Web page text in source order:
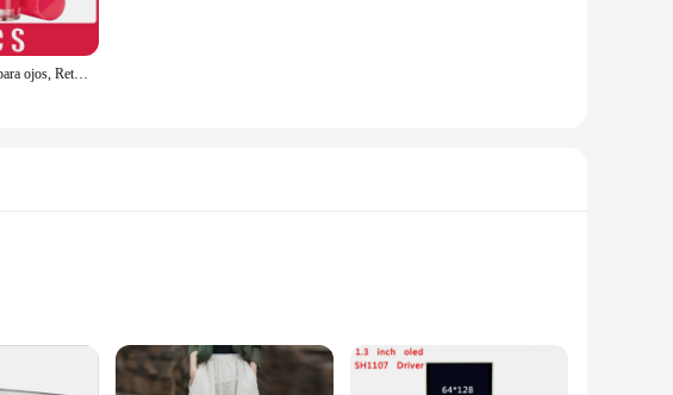
Crema antiarrugas para ojos, Retinol, elimina las bolsas de ojos, ojeras, antienvejecimiento, reafirmante, blanqueamiento, hidratante, ilumina el cuidado de la piel